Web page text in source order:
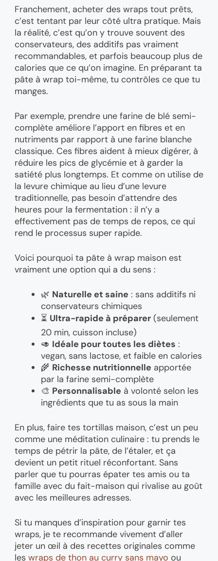
Franchement, acheter des wraps tout prêts,
c’est tentant par leur côté ultra pratique. Mais
la réalité, c’est qu’on y trouve souvent des
conservateurs, des additifs pas vraiment
recommandables, et parfois beaucoup plus de
calories que ce qu’on imagine. En préparant ta
pâte à wrap toi-même, tu contrôles ce que tu
manges.
Par exemple, prendre une farine de blé semi-
complète améliore l’apport en fibres et en
nutriments par rapport à une farine blanche
classique. Ces fibres aident à mieux digérer, à
réduire les pics de glycémie et à garder la
satiété plus longtemps. Et comme on utilise de
la levure chimique au lieu d’une levure
traditionnelle, pas besoin d’attendre des
heures pour la fermentation : il n’y a
effectivement pas de temps de repos, ce qui
rend le processus super rapide.
Voici pourquoi ta pâte à wrap maison est
vraiment une option qui a du sens :
🌿 Naturelle et saine : sans additifs ni
conservateurs chimiques
⏳ Ultra-rapide à préparer (seulement
20 min, cuisson incluse)
🥑 Idéale pour toutes les diètes :
vegan, sans lactose, et faible en calories
🌾 Richesse nutritionnelle apportée
par la farine semi-complète
🎨 Personnalisable à volonté selon les
ingrédients que tu as sous la main
En plus, faire tes tortillas maison, c’est un peu
comme une méditation culinaire : tu prends le
temps de pétrir la pâte, de l’étaler, et ça
devient un petit rituel réconfortant. Sans
parler que tu pourras épater tes amis ou ta
famille avec du fait-maison qui rivalise au goût
avec les meilleures adresses.
Si tu manques d’inspiration pour garnir tes
wraps, je te recommande vivement d’aller
jeter un œil à des recettes originales comme
les wraps de thon au curry sans mayo ou